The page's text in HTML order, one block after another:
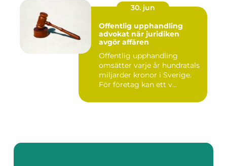
30. jun
Offentlig upphandling
advokat när juridiken
avgör affären
Offentlig upphandling
omsätter varje år hundratals
miljarder kronor i Sverige.
För företag kan ett v...